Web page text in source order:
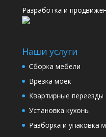
Разработка и
Наши услуги
Сборка мебели
Врезка моек
Квартирные переезды
Установка кухонь
Разборка и упаковка